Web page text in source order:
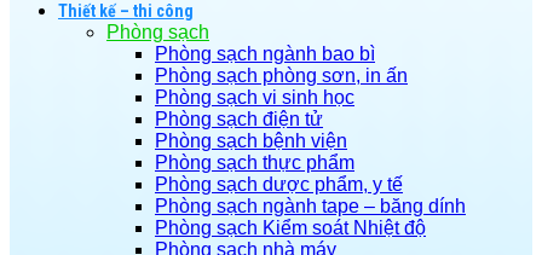
Thiết kế – thi công
Phòng sạch
Phòng sạch ngành bao bì
Phòng sạch phòng sơn, in ấn
Phòng sạch vi sinh học
Phòng sạch điện tử
Phòng sạch bệnh viện
Phòng sạch thực phẩm
Phòng sạch dược phẩm, y tế
Phòng sạch ngành tape – băng dính
Phòng sạch Kiểm soát Nhiệt độ
Phòng sạch nhà máy